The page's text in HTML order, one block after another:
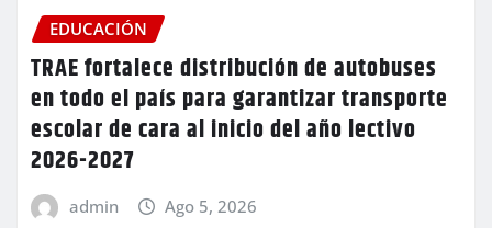
EDUCACIÓN
TRAE fortalece distribución de autobuses
en todo el país para garantizar transporte
escolar de cara al inicio del año lectivo
2026-2027
admin Ago 5, 2026